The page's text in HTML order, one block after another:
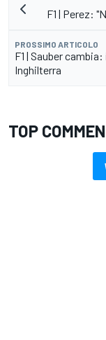
F1 | Perez:
PROSSIMO ARTICOLO
F1 | Sauber
Inghilterra
TOP